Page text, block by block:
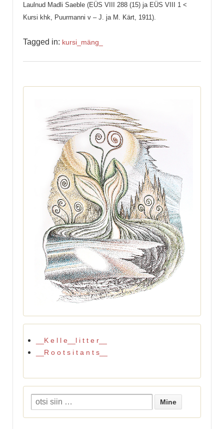
Laulnud Madli Saeble (EÜS VIII 288 (15) ja EÜS VIII 1 <
Kursi khk, Puurmanni v – J. ja M. Kärt, 1911).
Tagged in: kursi_ mäng_
__K e l l e__l i t t e r__
__R o o t s i t a n t s__